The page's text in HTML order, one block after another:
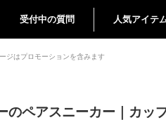
受付中の質問 人気アイテ
ジはプロモーションを含みます
のペアスニーカー｜カッ